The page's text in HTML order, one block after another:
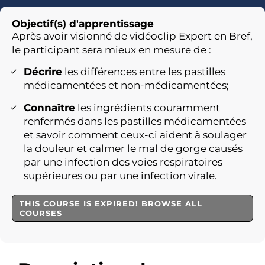
Objectif(s) d'apprentissage
Après avoir visionné de vidéoclip Expert en Bref,
le participant sera mieux en mesure de :
Décrire les différences entre les pastilles
médicamentées et non-médicamentées;
Connaître les ingrédients couramment
renfermés dans les pastilles médicamentées
et savoir comment ceux-ci aident à soulager
la douleur et calmer le mal de gorge causés
par une infection des voies respiratoires
supérieures ou par une infection virale.
THIS COURSE IS EXPIRED! BROWSE ALL
COURSES